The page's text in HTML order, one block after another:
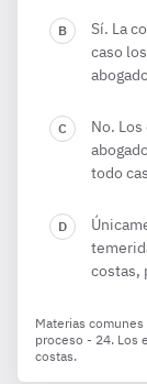
Sí. La
caso
No.
todo
costas,
Materias
proceso - 24. Los
costas.